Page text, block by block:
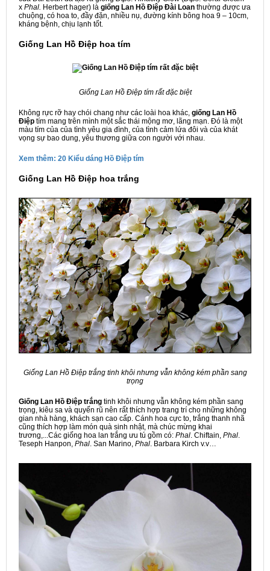
x Phal. Herbert hager) là giống Lan Hồ Điệp Đài Loan thường được ưa
chuộng, có hoa to, đầy đặn, nhiều nụ, đường kính bông hoa 9 – 10cm,
kháng bệnh, chịu lạnh tốt.
Giống Lan Hồ Điệp hoa tím
Giống Lan Hồ Điệp tím rất đặc biệt
Không rực rỡ hay chói chang như các loài hoa khác, giống Lan Hồ
Điệp tím mang trên mình một sắc thái mộng mơ, lãng mạn. Đó là một
màu tím của của tình yêu gia đình, của tình cảm lứa đôi và của khát
vọng sự bao dung, yêu thương giữa con người với nhau.
Xem thêm: 20 Kiểu dáng Hồ Điệp tím
Giống Lan Hồ Điệp hoa trắng
Giống Lan Hồ Điệp trắng tinh khôi nhưng vẫn không kém phần sang
trọng
Giống Lan Hồ Điệp trắng tinh khôi nhưng vẫn không kém phần sang
trọng, kiêu sa và quyến rũ nên rất thích hợp trang trí cho những không
gian nhà hàng, khách sạn cao cấp. Cánh hoa cực to, trắng thanh nhã
cũng thích hợp làm món quà sinh nhật, mà chúc mừng khai
trương,...Các giống hoa lan trắng ưu tú gồm có: Phal. Chiftain, Phal.
Teseph Hanpon, Phal. San Marino, Phal. Barbara Kirch v.v…